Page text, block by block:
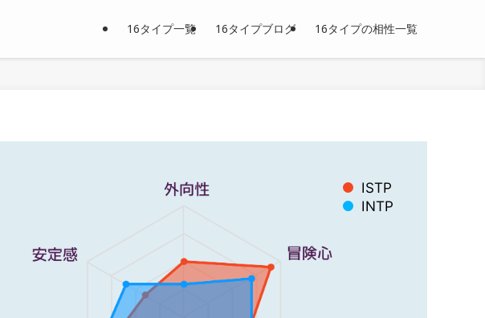
16タイプ一覧 16タイプブログ 16タイプの相性一覧
ISTP
INTP